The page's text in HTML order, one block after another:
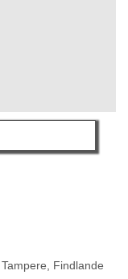
Tampere, Findlande